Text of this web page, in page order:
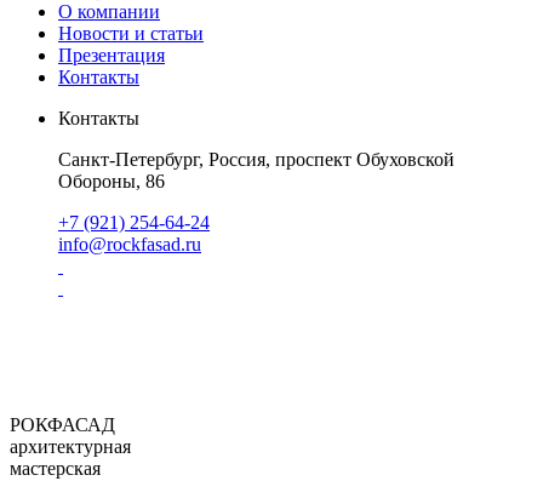
О компании
Новости и статьи
Презентация
Контакты
Контакты
Санкт-Петербург, Россия, проспект Обуховской
Обороны, 86
+7 (921) 254-64-24
info@rockfasad.ru
РОКФАСАД
архитектурная
мастерская